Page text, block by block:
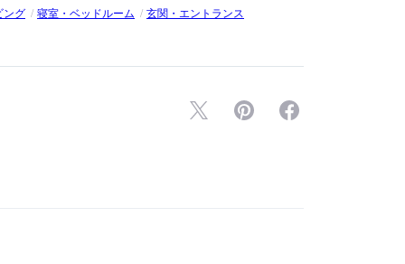
ング
寝室・ベッドルーム 玄関・エントランス